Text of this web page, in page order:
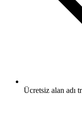
Ücretsiz alan adı